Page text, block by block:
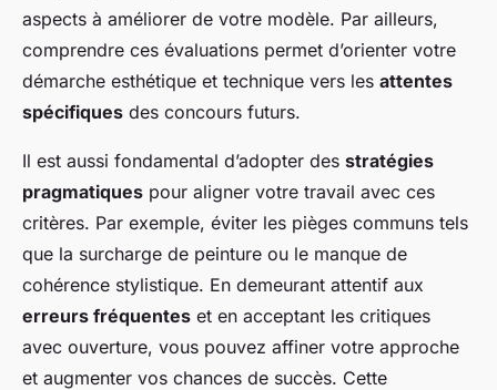
aspects à améliorer de votre modèle. Par ailleurs,
comprendre ces évaluations permet d’orienter votre
démarche esthétique et technique vers les attentes
spécifiques des concours futurs.
Il est aussi fondamental d’adopter des stratégies
pragmatiques pour aligner votre travail avec ces
critères. Par exemple, éviter les pièges communs tels
que la surcharge de peinture ou le manque de
cohérence stylistique. En demeurant attentif aux
erreurs fréquentes et en acceptant les critiques
avec ouverture, vous pouvez affiner votre approche
et augmenter vos chances de succès. Cette